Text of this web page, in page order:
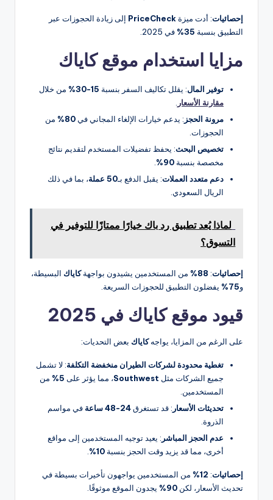
إحصائيات: أدت ميزة PriceCheck إلى زيادة الحجوزات عبر
التطبيق بنسبة 35% في 2025.
مزايا استخدام موقع كاياك
توفير المال: يقلل تكاليف السفر بنسبة 15-30%
من خلال
مقارنة الأسعار
مرونة الحجز : يدعم خيارات الإلغاء المجاني في 80%
من
الحجوزات.
تخصيص البحث: يحفظ تفضيلات المستخدم لتقديم نتائج
مخصصة بنسبة 90%
دعم متعدد العملات: يقبل الدفع بـ50 عملة
، بما في ذلك
الريال السعودي.
لماذا يُعد تطبيق رد باك خيارًا ممتازًا للتوفير في
التسوق؟
إحصائيات:
88% من المستخدمين يشيدون بواجهةكاياك البسيطة،
و75% يفضلون التطبيق للحجوزات السريعة.
قيود موقع كاياك في 2025
على الرغم من المزايا، يواجهكاياك بعض التحديات:
تغطية محدودة لشركات الطيران منخفضة التكلفة: لا تشمل
جميع الشركات مثل Southwest، مما يؤثر على 5%
من
المستخدمين.
تحديثات الأسعار : قد تستغرق24-48 ساعة
في مواسم
الذروة.
عدم الحجز المباشر : يعيد توجيه المستخدمين إلى مواقع
أخرى، مما قد يزيد وقت الحجز بنسبة 10%
إحصائيات:
12%
من المستخدمين يواجهون تأخيرات بسيطة في
تحديث الأسعار، لكن 90% يجدون الموقع موثوقًا.